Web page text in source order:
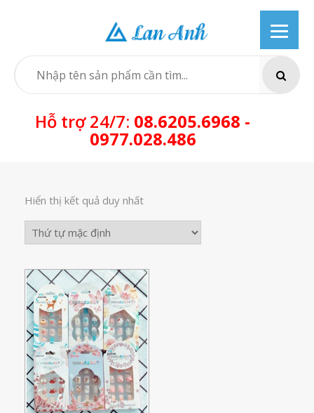
SEARCH
Hỗ trợ 24/7: 08.6205.6968 -
0977.028.486
Hiển thị kết quả duy nhất